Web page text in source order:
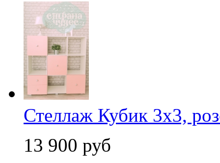
Стеллаж Кубик 3х3,
13 900 руб